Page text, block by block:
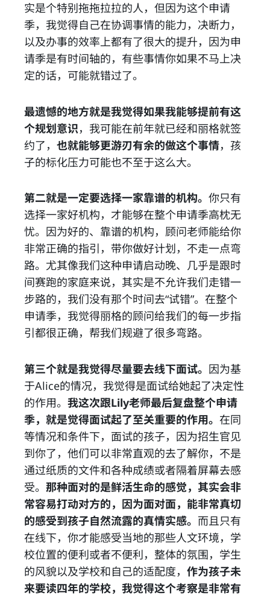
实是个特别拖拖拉拉的人，但因为这个申请
季，我觉得自己在协调事情的能力，决断力，
以及办事的效率上都有了很大的提升，因为申
请季是有时间轴的，有些事情你如果不马上决
定的话，可能就错过了。
最遗憾的地方就是我觉得如果我能够提前有这
个规划意识，我可能在前年就已经和丽格就签
约了， 也就能够更游刃有余的做这个事情，孩
子的标化压力可能也不至于这么大。
第二就是一定要选择一家靠谱的机构。 你只有
选择一家好机构，才能够在整个申请季高枕无
忧。因为好的、靠谱的机构，顾问老师能给你
非常正确的指引，带你做好计划，不走一点弯
路。尤其像我们这种申请启动晚、几乎是跟时
间赛跑的家庭来说，其实是不允许我们走错一
步路的，我们没有那个时间去“试错”。在整个
申请季，我觉得丽格的顾问给我们的每一步指
引都很正确，帮我们规避了很多弯路。
第三个就是我觉得尽量要去线下面试。 因为基
于Alice的情况，我觉得是面试给她起了决定性
的作用。 我这次跟Lily老师最后复盘整个申请
季，就是觉得面试起了至关重要的作用。 在同
等情况和条件下，面试的孩子，因为招生官见
到你了，他们可以非常直观的去了解你，不是
通过纸质的文件和各种成绩或者隔着屏幕去感
受。 那种面对的是鲜活生命的感觉，其实会非
常容易打动对方的，因为面对面，能非常真切
的感受到孩子自然流露的真情实感。 而且只有
在线下，你才能感受当地的那些人文环境，学
校位置的便利或者不便利，整体的氛围，学生
的风貌以及学校和自己的适配度， 作为孩子未
来要读四年的学校，我觉得这个考察是非常有